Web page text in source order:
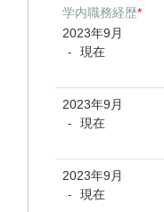
学内職務経歴*
2023年9月
- 現在
2023年9月
- 現在
2023年9月
- 現在